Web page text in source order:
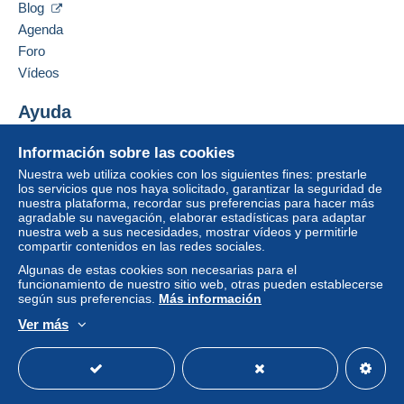
compras: A pagar
Un pago que no pase por
vendedor al comprador. Una compra no pagada
comprador.
cláusulas relativas al pago, estas se considerarán
nulas. Las condiciones de pago de la página web
Delcampe, tal y como se definen en las
condiciones de uso, son las únicas aplicables.
Las compras deben pagarse en un plazo de14
del vendedor.
Garantía:
Derecho de retracto
cargo del comprador.
Para saber el plazo de devolución y de reembolso
consulte las Condiciones de Uso
Añadir ese vendedor a los favoritos
Ocultar los objetos de este vendedor
Información sobre las cookies
Nuestra web utiliza cookies con los siguientes fines: prestarle
los servicios que nos haya solicitado, garantizar la seguridad de
nuestra plataforma, recordar sus preferencias para hacer más
agradable su navegación, elaborar estadísticas para adaptar
nuestra web a sus necesidades, mostrar vídeos y permitirle
compartir contenidos en las redes sociales.
Algunas de estas cookies son necesarias para el
funcionamiento de nuestro sitio web, otras pueden establecerse
según sus preferencias. Más información
Ver más
Blog
Agenda
Foro
Vídeos
Ayuda
Comprar en Delcampe
Vender en Delcampe
Una página securizada